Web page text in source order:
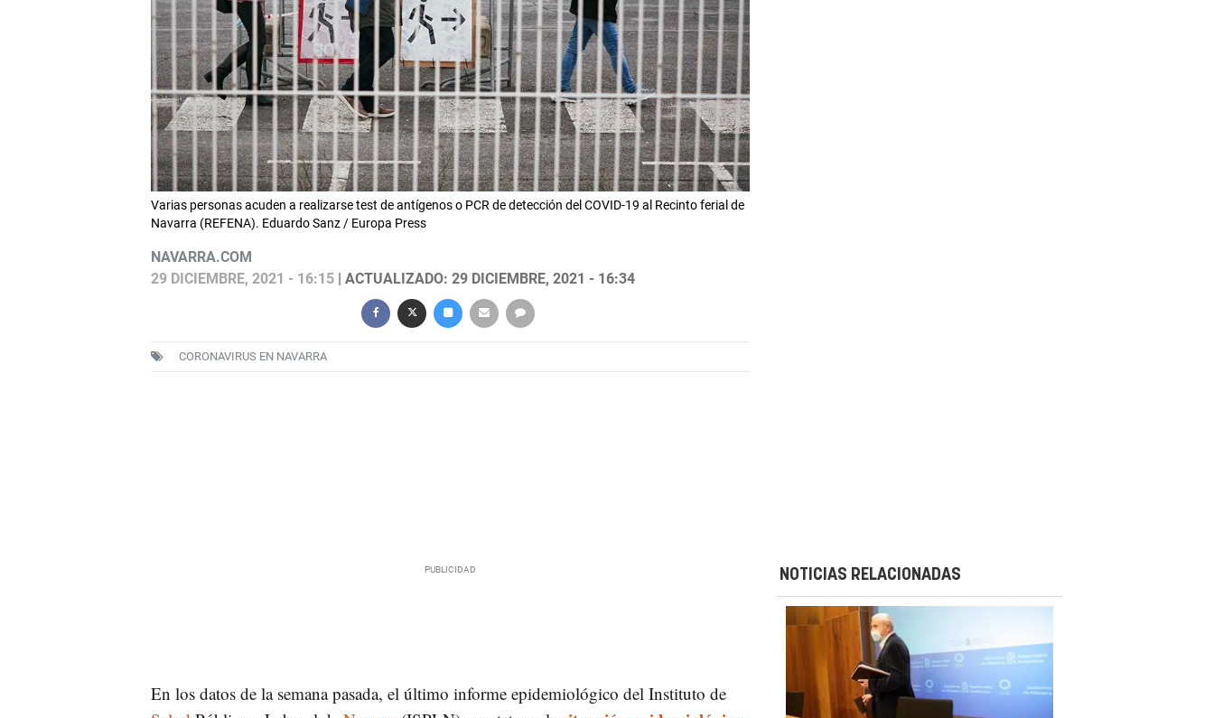
Varias personas acuden a realizarse test de antígenos o PCR de detección del COVID-19 al Recinto ferial de
Navarra (REFENA). Eduardo Sanz / Europa Press
NAVARRA.COM
29 DICIEMBRE, 2021 - 16:15| ACTUALIZADO: 29 DICIEMBRE, 2021 - 16:34
CORONAVIRUS EN NAVARRA
En los datos de la semana pasada, el último informe epidemiológico del Instituto de
NOTICIAS RELACIONADAS